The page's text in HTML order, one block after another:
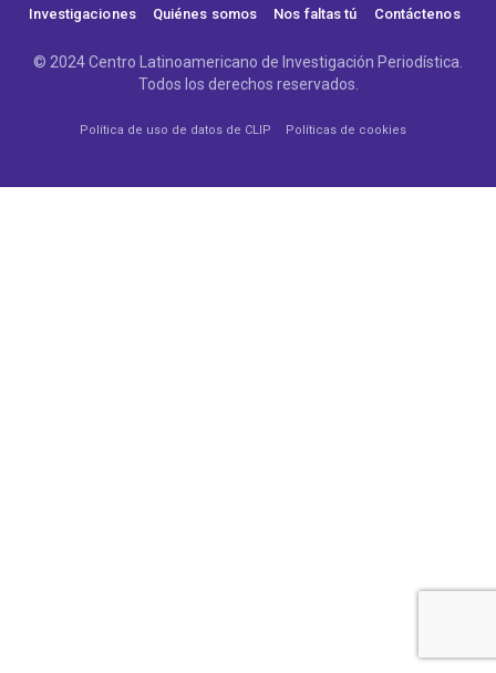
Investigaciones Quiénes somos Nos faltas tú Contáctenos
© 2024 Centro Latinoamericano de Investigación Periodística.
Todos los derechos reservados.
Política de uso de datos de CLIP Políticas de cookies